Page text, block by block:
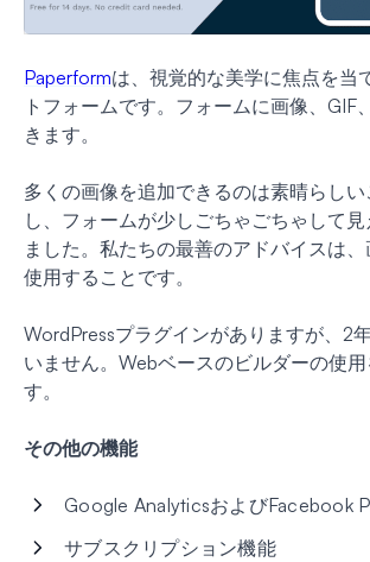
Paperformは、視覚的な美学に焦点を当
トフォームです。フォームに画像、GIF
きます。
多くの画像を追加できるのは素晴らし
し、フォームが少しごちゃごちゃして見
ました。私たちの最善のアドバイスは
使用することです。
WordPressプラグインがありますが、2
いません。Webベースのビルダーの使用
す。
その他の機能
Google AnalyticsおよびFacebook
サブスクリプション機能